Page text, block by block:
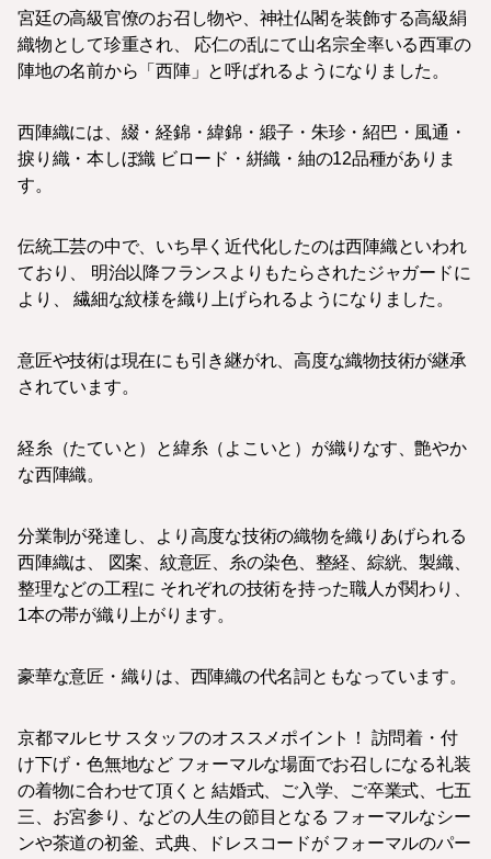
宮廷の高級官僚のお召し物や、神社仏閣を装飾する高級絹
織物として珍重され、 応仁の乱にて山名宗全率いる西軍の
陣地の名前から「西陣」と呼ばれるようになりました。
西陣織には、綴・経錦・緯錦・緞子・朱珍・紹巴・風通・
捩り織・本しぼ織 ビロード・絣織・紬の12品種がありま
す。
伝統工芸の中で、いち早く近代化したのは西陣織といわれ
ており、 明治以降フランスよりもたらされたジャガードに
より、 繊細な紋様を織り上げられるようになりました。
意匠や技術は現在にも引き継がれ、高度な織物技術が継承
されています。
経糸（たていと）と緯糸（よこいと）が織りなす、艶やか
な西陣織。
分業制が発達し、より高度な技術の織物を織りあげられる
西陣織は、 図案、紋意匠、糸の染色、整経、綜絖、製織、
整理などの工程に それぞれの技術を持った職人が関わり、
1本の帯が織り上がります。
豪華な意匠・織りは、西陣織の代名詞ともなっています。
京都マルヒサ スタッフのオススメポイント！ 訪問着・付
け下げ・色無地など フォーマルな場面でお召しになる礼装
の着物に合わせて頂くと 結婚式、ご入学、ご卒業式、七五
三、お宮参り、などの人生の節目となる フォーマルなシー
ンや茶道の初釜、式典、ドレスコードが フォーマルのパー